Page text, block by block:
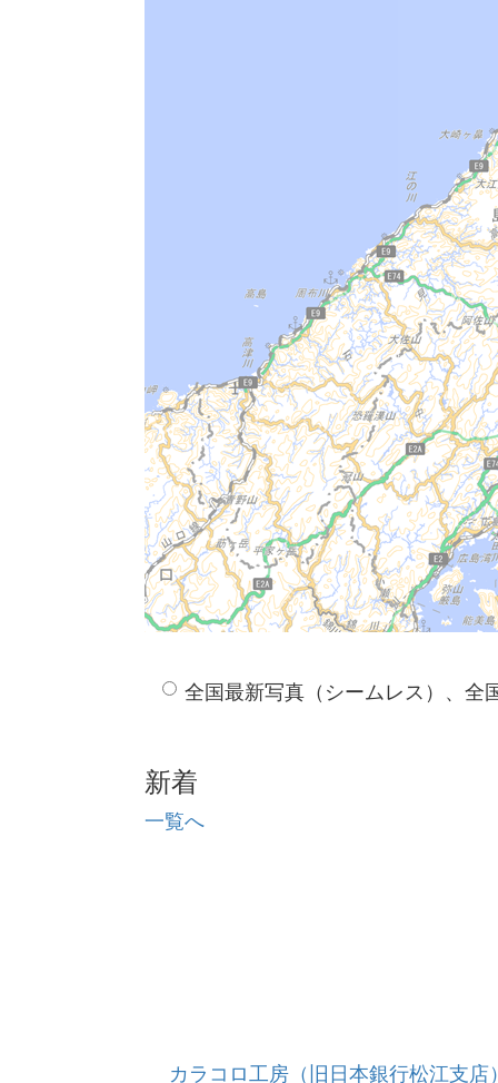
全国最新写真（シームレス）、全
新着
一覧へ
カラコロ工房（旧日本銀行松江支店